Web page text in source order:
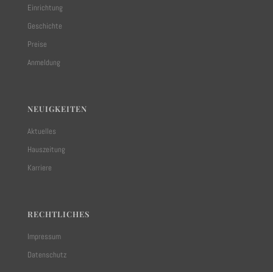
Einrichtung
Geschichte
Preise
Anmeldung
NEUIGKEITEN
Aktuelles
Hauszeitung
Karriere
RECHTLICHES
Impressum
Datenschutz